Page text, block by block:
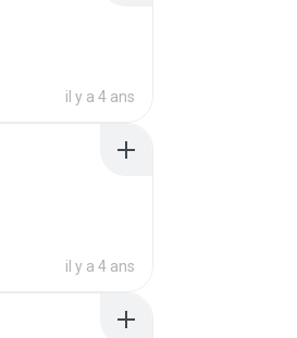
il y a 4 ans
il y a 4 ans